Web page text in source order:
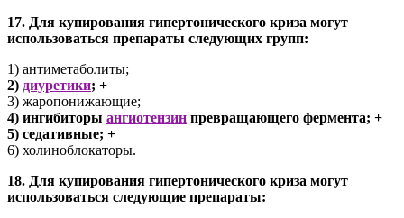
17. Для купирования гипертонического криза могут
использоваться препараты следующих групп:
1) антиметаболиты;
2) диуретики; +
3) жаропонижающие;
4) ингибиторы ангиотензин превращающего фермента; +
5) седативные; +
6) холиноблокаторы.
18. Для купирования гипертонического криза могут
использоваться следующие препараты: